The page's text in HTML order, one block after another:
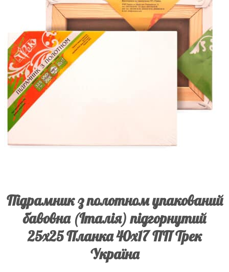
Підрамник з полотном упакований
бавовна (Італія) підгорнутий
25х25 Планка 40х17 ПП Трек
Україна